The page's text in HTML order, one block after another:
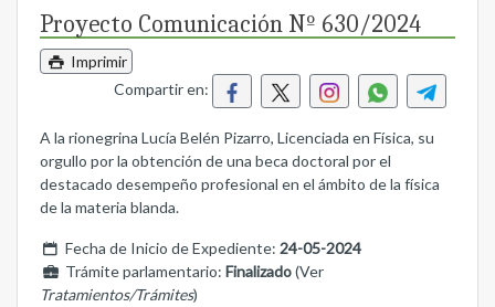
Proyecto Comunicación Nº 630/2024
Imprimir
Compartir en:
A la rionegrina Lucía Belén Pizarro, Licenciada en Física, su
orgullo por la obtención de una beca doctoral por el
destacado desempeño profesional en el ámbito de la física
de la materia blanda.
Fecha de Inicio de Expediente: 24-05-2024
Trámite parlamentario: Finalizado(Ver
Tratamientos/Trámites)